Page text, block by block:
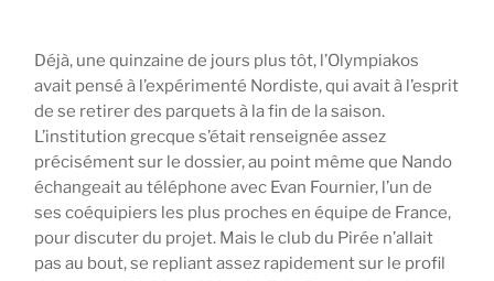
Déjà, une quinzaine de jours plus tôt, l’Olympiakos
avait pensé à l’expérimenté Nordiste, qui avait à l’esprit
de se retirer des parquets à la fin de la saison.
L’institution grecque s’était renseignée assez
précisément sur le dossier, au point même que Nando
échangeait au téléphone avec Evan Fournier, l’un de
ses coéquipiers les plus proches en équipe de France,
pour discuter du projet. Mais le club du Pirée n’allait
pas au bout, se repliant assez rapidement sur le profil